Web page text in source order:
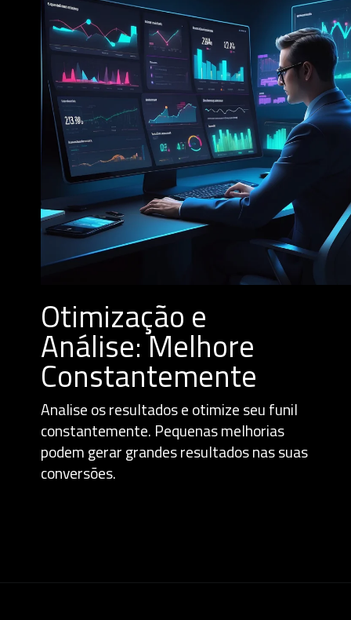
Otimização e
Análise: Melhore
Constantemente
Analise os resultados e otimize seu funil
constantemente. Pequenas melhorias
podem gerar grandes resultados nas suas
conversões.